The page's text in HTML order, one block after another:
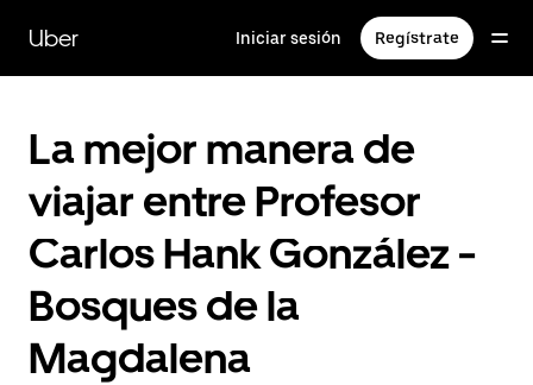
contenido
principal
Uber Iniciar sesión Regístrate
La mejor manera de
viajar entre Profesor
Carlos Hank González -
Bosques de la
Magdalena